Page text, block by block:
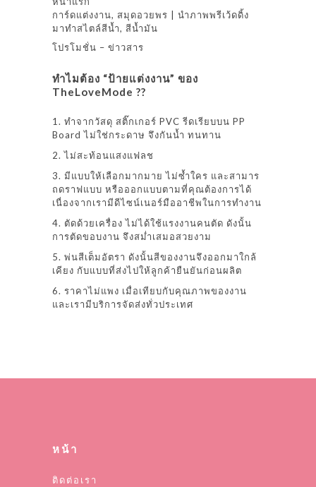
การ์ดแต่งงาน, สมุดอวยพร | นำภาพพรีเว้ดดิ้ง
มาทำสไตล์สีน้ำ, สีน้ำมัน
โปรโมชั่น – ข่าวสาร
ทำไมต้อง “ป้ายแต่งงาน” ของ
TheLoveMode ??
1. ทำจากวัสดุ สติ๊กเกอร์ PVC รีดเรียบบน PP
Board ไม่ใช่กระดาษ จึงกันน้ำ ทนทาน
2. ไม่สะท้อนแสงแฟลช
3. มีแบบให้เลือกมากมาย ไม่ซ้ำใคร และสามาร
ถดราฟแบบ หรือออกแบบตามที่คุณต้องการได้
เนื่องจากเรามีดีไซน์เนอร์มืออาชีพในการทำงาน
4. ตัดด้วยเครื่อง ไม่ได้ใช้แรงงานคนตัด ดังนั้น
การตัดขอบงาน จึงสม่ำเสมอสวยงาม
5. พ่นสีเต็มอัตรา ดังนั้นสีของงานจึงออกมาใกล้
เคียง กับแบบที่ส่งไปให้ลูกค้ายืนยันก่อนผลิต
6. ราคาไม่แพง เมื่อเทียบกับคุณภาพของงาน
และเรามีบริการจัดส่งทั่วประเทศ
หน้า
ติดต่อเรา